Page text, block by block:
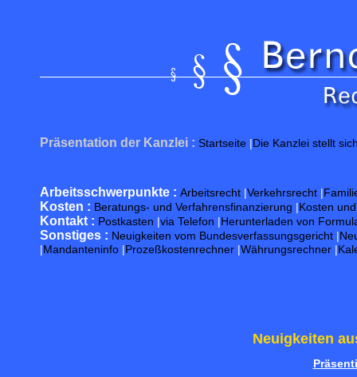
Präsentation der Kanzlei : Startseite |Die Kanzlei stellt
Arbeitsschwerpunkte : Arbeitsrecht |Verkehrsrecht |
Kosten : Beratungs- und Verfahrensfinanzierung |Kosten
Kontakt : Postkasten |via Telefon |Herunterladen von
Sonstiges : Neuigkeiten vom Bundesverfassungsgericht |
|Mandanteninfo |Prozeßkostenrechner |Währungsrechner |
Neuigkeiten